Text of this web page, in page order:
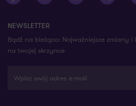
NEWSLETTER
Bądź na bieżąco: Najważniejsze zmiany
na twojej skrzynce